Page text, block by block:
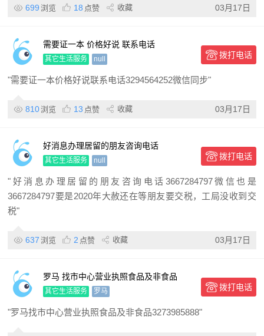
699 浏览 18 点赞 收藏 03月17日
需要证一本 价格好说 联系电话
3294564252微信同步
其它生活服务 null 拨打电话
"需要证一本价格好说联系电话3294564252微信同步"
810浏览 13 点赞 收藏 03月17日
好消息办理居留的朋友咨询电话
3667284797微信也是3667284797要是
其它生活服务 null 拨打电话
"好消息办理居留的朋友咨询电话3667284797微信也是
3667284797要是2020年大赦还在等朋友要交税，工局没收到交
税"
637 浏览 2 点赞 收藏 03月17日
罗马 找市中心营业执照食品及非食品
3273985888
其它生活服务 罗马 拨打电话
"罗马找市中心营业执照食品及非食品3273985888"